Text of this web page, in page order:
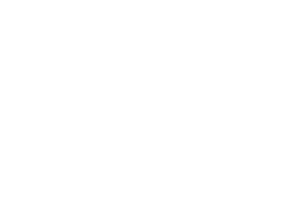
se u raznim industrijama uključujući proizvodnju, energetiku i
a često imaju specijaliziranu izolaciju i zaštitu kako bi se
na strujni kapacitet žice.